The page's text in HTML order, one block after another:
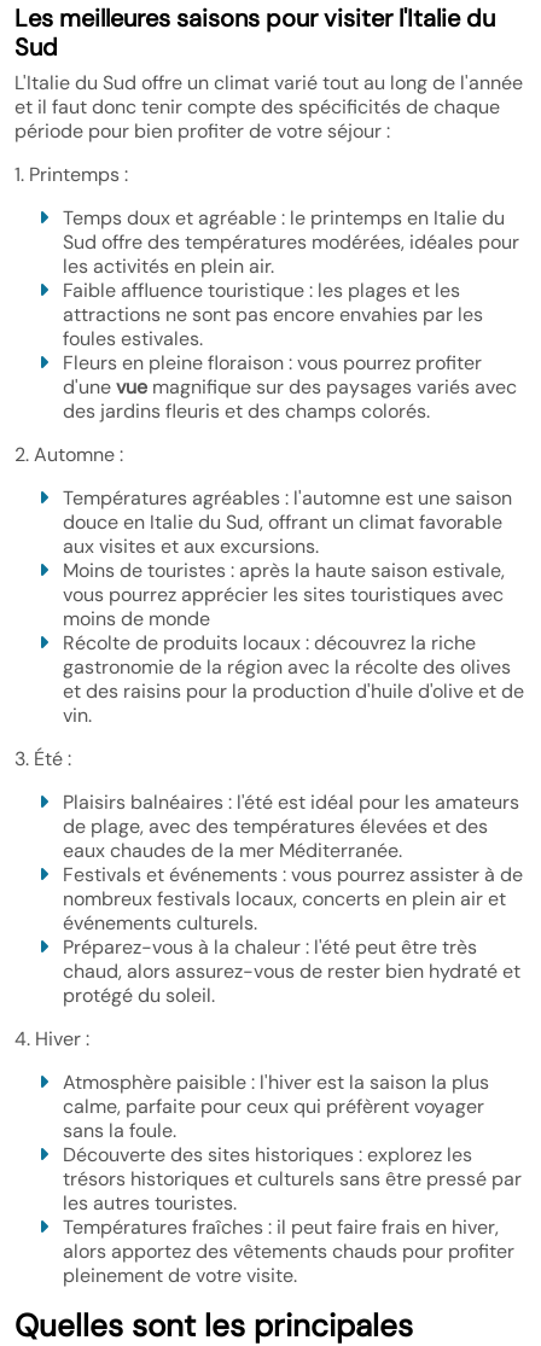
Les meilleures saisons pour visiter l'Italie du
Sud
L'Italie du Sud offre un climat varié tout au long de l'année
et il faut donc tenir compte des spécificités de chaque
période pour bien profiter de votre séjour :
1. Printemps :
Temps doux et agréable : le printemps en Italie du
Sud offre des températures modérées, idéales pour
les activités en plein air.
Faible affluence touristique : les plages et les
attractions ne sont pas encore envahies par les
foules estivales.
Fleurs en pleine floraison : vous pourrez profiter
d'unevue magnifique sur des paysages variés avec
des jardins fleuris et des champs colorés.
2. Automne :
Températures agréables : l'automne est une saison
douce en Italie du Sud, offrant un climat favorable
aux visites et aux excursions.
Moins de touristes : après la haute saison estivale,
vous pourrez apprécier les sites touristiques avec
moins de monde
Récolte de produits locaux : découvrez la riche
gastronomie de la région avec la récolte des olives
et des raisins pour la production d'huile d'olive et de
vin.
3. Été :
Plaisirs balnéaires : l'été est idéal pour les amateurs
de plage, avec des températures élevées et des
eaux chaudes de la mer Méditerranée.
Festivals et événements : vous pourrez assister à de
nombreux festivals locaux, concerts en plein air et
événements culturels.
Préparez-vous à la chaleur : l'été peut être très
chaud, alors assurez-vous de rester bien hydraté et
protégé du soleil.
4. Hiver :
Atmosphère paisible : l'hiver est la saison la plus
calme, parfaite pour ceux qui préfèrent voyager
sans la foule.
Découverte des sites historiques : explorez les
trésors historiques et culturels sans être pressé par
les autres touristes.
Températures fraîches : il peut faire frais en hiver,
alors apportez des vêtements chauds pour profiter
pleinement de votre visite.
Quelles sont les principales